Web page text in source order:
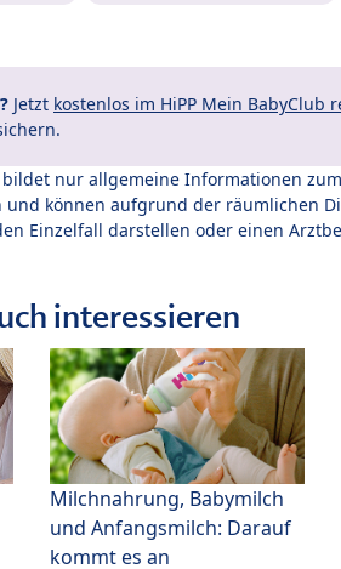
Jetzt kostenlos im HiPP Mein BabyClub
bildet nur allgemeine Informationen
können aufgrund der räumlichen
Einzelfall darstellen oder einen
interessieren
Milchnahrung, Babymilch
und Anfangsmilch: Darauf
kommt es an